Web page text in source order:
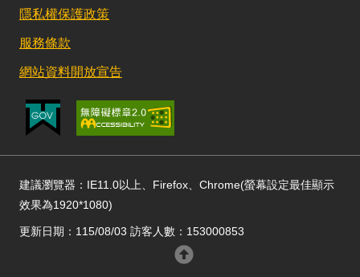
隱私權保護政策
服務條款
網站資料開放宣告
建議瀏覽器：IE11.0以上、Firefox、Chrome(螢幕設定最佳顯示
效果為1920*1080)
更新日期：115/08/03 訪客人數：153000853
回頂部